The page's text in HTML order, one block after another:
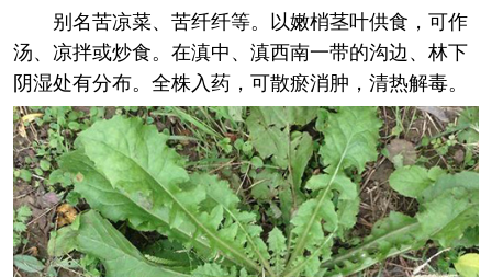
别名苦凉菜、苦纤纤等。以嫩梢茎叶供食，可作
汤、凉拌或炒食。在滇中、滇西南一带的沟边、林下
阴湿处有分布。全株入药，可散瘀消肿，清热解毒。